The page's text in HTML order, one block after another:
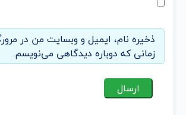
ذخیره نام، ایمیل و وبسایت من در
زمانی که دوباره دیدگاهی می‌نویسم.